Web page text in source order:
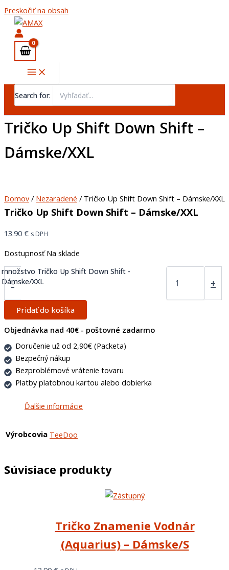
Preskočiť na obsah
Search for:
Tričko Up Shift Down Shift –
Dámske/XXL
Domov/ Nezaradené / Tričko Up Shift Down Shift – Dámske/XXL
Tričko Up Shift Down Shift – Dámske/XXL
13.90 € s DPH
Dostupnosť Na sklade
-
množstvo Tričko Up Shift Down Shift -
Dámske/XXL
+
Pridať do košíka
Objednávka nad 40€ - poštovné zadarmo
Doručenie už od 2,90€ (Packeta)
Bezpečný nákup
Bezproblémové vrátenie tovaru
Platby platobnou kartou alebo dobierka
Ďalšie informácie
Výrobcovia TeeDoo
Súvisiace produkty
Tričko Znamenie Vodnár
(Aquarius) – Dámske/S